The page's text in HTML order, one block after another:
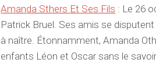
Amanda Sthers Et Ses Fils : Le 26
Patrick Bruel. Ses amis se
à naître. Étonnamment, Amanda
enfants Léon et Oscar sans le